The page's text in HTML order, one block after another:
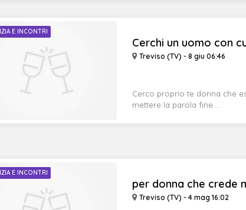
E INCONTRI
Cerchi un uomo con
Treviso (TV) - 8 giu 06:46
Cerco proprio te donna che
mettere la parola fine ...
E INCONTRI
per donna che crede
Treviso (TV) - 4 mag 16:02